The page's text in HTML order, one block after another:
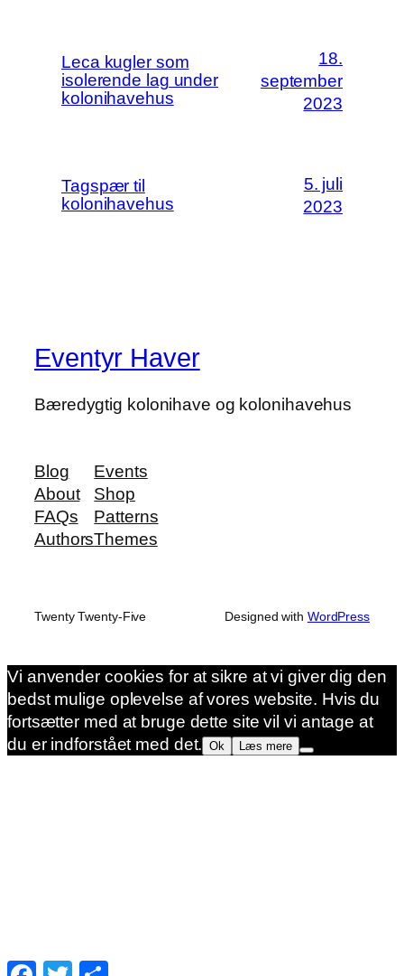
Leca kugler som
isolerende lag under
kolonihavehus
18.
september
2023
Tagspær til
kolonihavehus
5. juli
2023
Eventyr Haver
Bæredygtig kolonihave og kolonihavehus
Blog
About
FAQs
Authors
Events
Shop
Patterns
Themes
Twenty Twenty-Five Designed with WordPress
Facebook
Twitter
Vi anvender cookies for at sikre at vi giver dig den
bedst mulige oplevelse af vores website. Hvis du
fortsætter med at bruge dette site vil vi antage at
du er indforstået med det. Ok Læs mere